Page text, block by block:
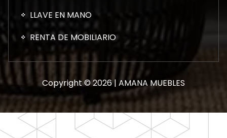
LLAVE EN MANO
RENTA DE MOBILIARIO
Copyright © 2026 | AMANA MUEBLES